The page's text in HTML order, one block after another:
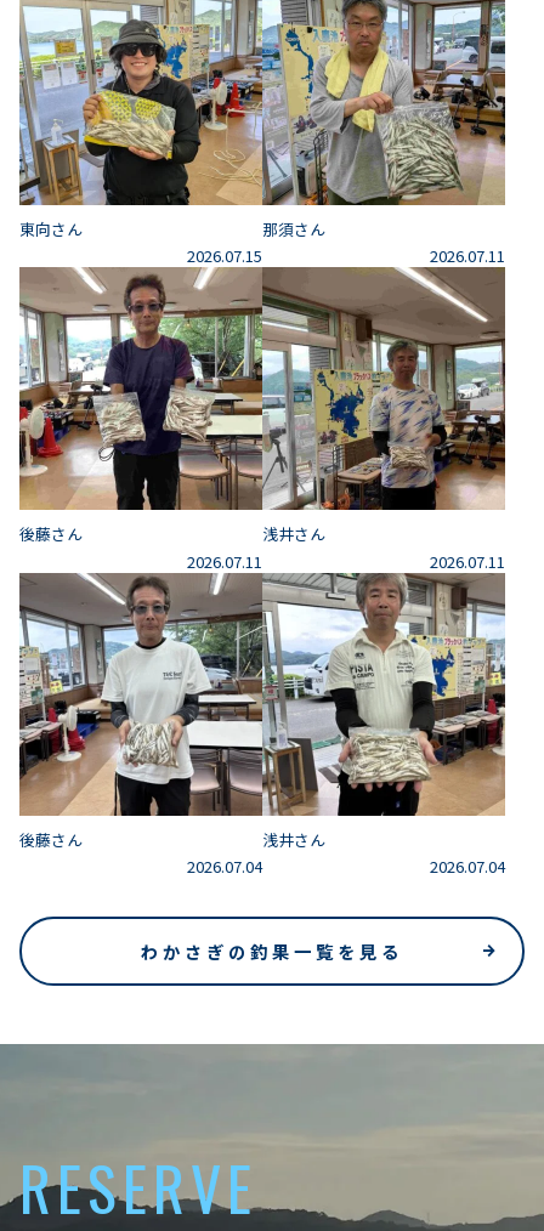
東向さん
2026.07.15
那須さん
2026.07.11
後藤さん
2026.07.11
浅井さん
2026.07.11
後藤さん
2026.07.04
浅井さん
2026.07.04
わかさぎの釣果一覧を見る
RESERVE